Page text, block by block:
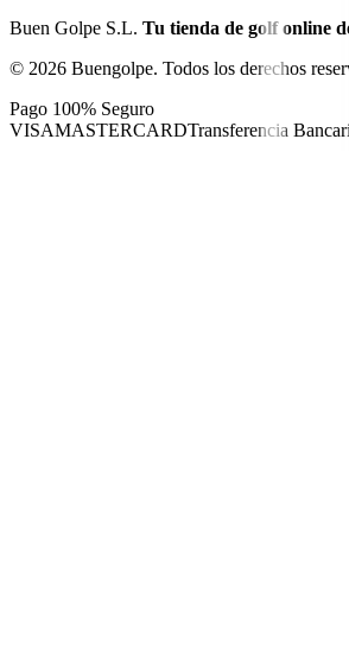
Buen Golpe S.L. Tu tienda de golf online
© 2026 Buengolpe. Todos los derechos
Pago 100% Seguro
VISAMASTERCARDTransferencia